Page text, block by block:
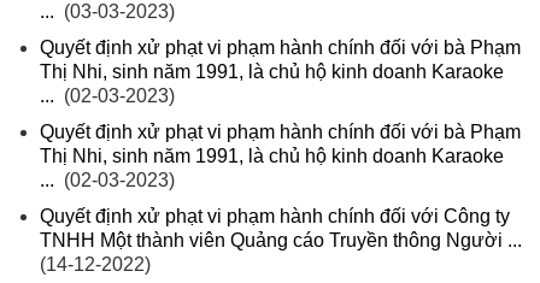
... (03-03-2023)
Quyết định xử phạt vi phạm hành chính đối với bà Phạm
Thị Nhi, sinh năm 1991, là chủ hộ kinh doanh Karaoke
... (02-03-2023)
Quyết định xử phạt vi phạm hành chính đối với bà Phạm
Thị Nhi, sinh năm 1991, là chủ hộ kinh doanh Karaoke
... (02-03-2023)
Quyết định xử phạt vi phạm hành chính đối với Công ty
TNHH Một thành viên Quảng cáo Truyền thông Người ...
(14-12-2022)